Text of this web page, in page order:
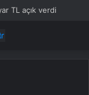
TL açık verdi